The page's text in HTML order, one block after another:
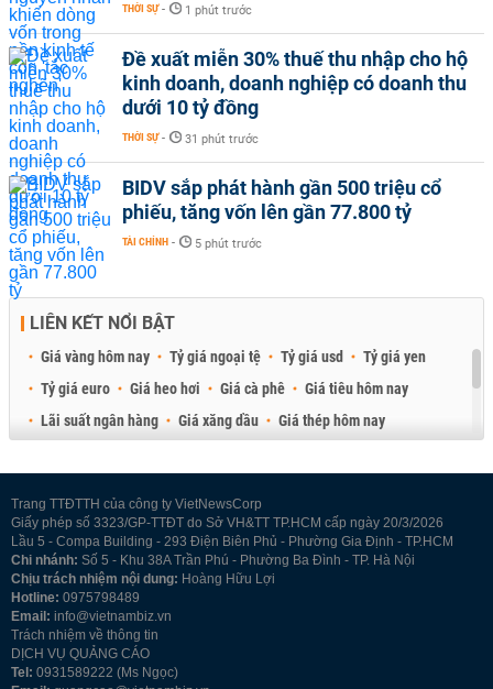
THỜI SỰ - 1 phút trước
Đề xuất miễn 30% thuế thu nhập cho hộ
kinh doanh, doanh nghiệp có doanh thu
dưới 10 tỷ đồng
THỜI SỰ - 31 phút trước
BIDV sắp phát hành gần 500 triệu cổ
phiếu, tăng vốn lên gần 77.800 tỷ
TÀI CHÍNH - 5 phút trước
LIÊN KẾT NỔI BẬT
Giá vàng hôm nay Tỷ giá ngoại tệ Tỷ giá usd
Tỷ giá yen
Tỷ giá euro
Giá heo hơi Giá cà phê
Giá tiêu hôm nay
Lãi suất ngân hàng
Giá xăng dầu
Giá thép hôm nay
Trang TTĐTTH của công ty VietNewsCorp
Giấy phép số 3323/GP-TTĐT do Sở VH&TT TP.HCM cấp ngày 20/3/2026
Lầu 5 - Compa Building - 293 Điện Biên Phủ - Phường Gia Định - TP.HCM
Chi nhánh: Số 5 - Khu 38A Trần Phú - Phường Ba Đình - TP. Hà Nội
Chịu trách nhiệm nội dung: Hoàng Hữu Lợi
Hotline: 0975798489
Email: info@vietnambiz.vn
Trách nhiệm về thông tin
DỊCH VỤ QUẢNG CÁO
Tel: 0931589222 (Ms Ngọc)